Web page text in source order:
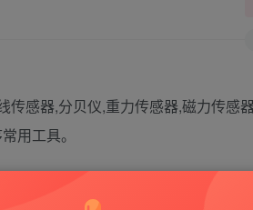
感器,分贝仪,重力传感器,磁力传感
用工具。